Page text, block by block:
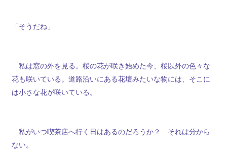
「そうだね」
私は窓の外を見る。桜の花が咲き始めた今、桜以外の色々な
花も咲いている。道路沿いにある花壇みたいな物には、そこに
は小さな花が咲いている。
私がいつ喫茶店へ行く日はあるのだろうか？ それは分から
ない。